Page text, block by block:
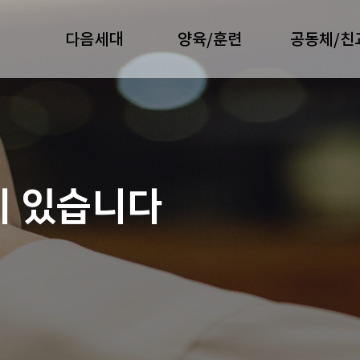
다음세대 양육/훈련 공동체/친
있습니다